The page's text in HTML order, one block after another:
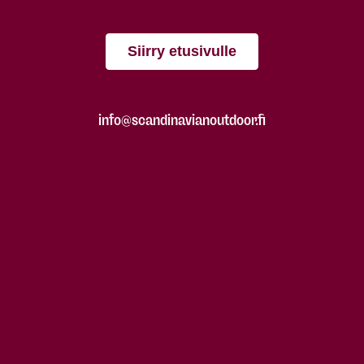
Siirry etusivulle
info@scandinavianoutdoor.fi